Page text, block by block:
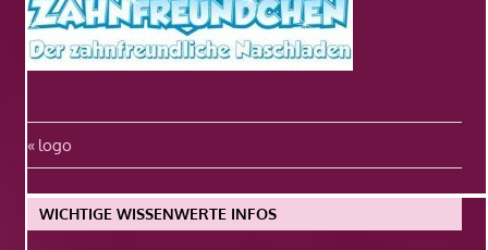
Beitragsnavigation
Vorheriger
Beitrag:
logo
WICHTIGE WISSENWERTE INFOS